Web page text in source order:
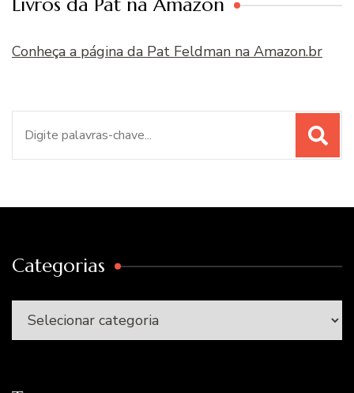
Conheça a página da Pat Feldman na Amazon.br
Categorias
Categorias